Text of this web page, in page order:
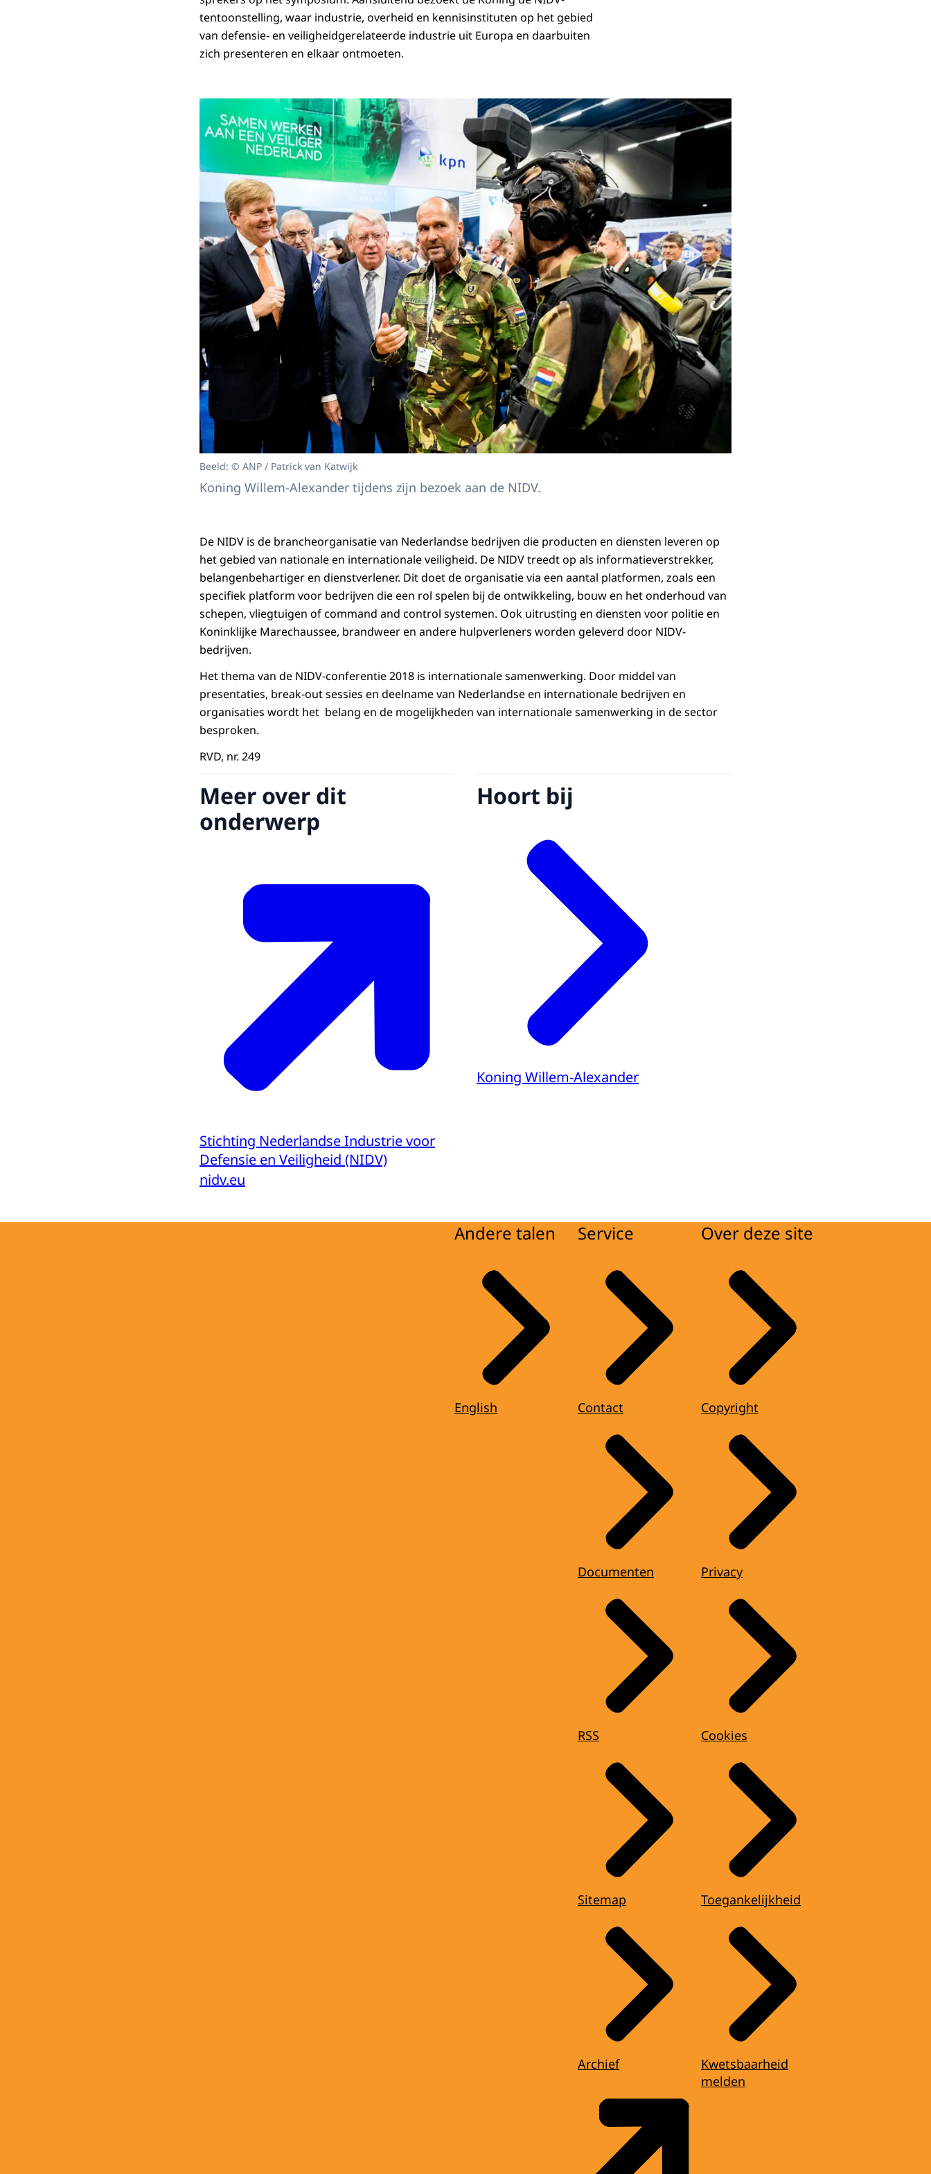
tentoonstelling, waar industrie, overheid en kennisinstituten op het gebied
van defensie- en veiligheidgerelateerde industrie uit Europa en daarbuiten
zich presenteren en elkaar ontmoeten.
Beeld: © ANP / Patrick van Katwijk
Koning Willem-Alexander tijdens zijn bezoek aan de NIDV.
De NIDV is de brancheorganisatie van Nederlandse bedrijven die producten en diensten leveren op
het gebied van nationale en internationale veiligheid. De NIDV treedt op als informatieverstrekker,
belangenbehartiger en dienstverlener. Dit doet de organisatie via een aantal platformen, zoals een
specifiek platform voor bedrijven die een rol spelen bij de ontwikkeling, bouw en het onderhoud van
schepen, vliegtuigen of command and control systemen. Ook uitrusting en diensten voor politie en
Koninklijke Marechaussee, brandweer en andere hulpverleners worden geleverd door NIDV-
bedrijven.
Het thema van de NIDV-conferentie 2018 is internationale samenwerking. Door middel van
presentaties, break-out sessies en deelname van Nederlandse en internationale bedrijven en
organisaties wordt het belang en de mogelijkheden van internationale samenwerking in de sector
besproken.
RVD, nr. 249
Meer over dit
onderwerp
Stichting Nederlandse Industrie voor
Defensie en Veiligheid (NIDV)
nidv.eu
Hoort bij
Koning Willem-Alexander
Andere talen
English
Service
Contact
Documenten
RSS
Sitemap
Archief
Over deze site
Copyright
Privacy
Cookies
Toegankelijkheid
Kwetsbaarheid
melden